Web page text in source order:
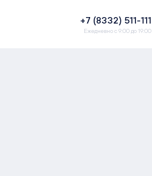
+7 (8332) 511-111
Ежедневно с 9:00 до 19:00